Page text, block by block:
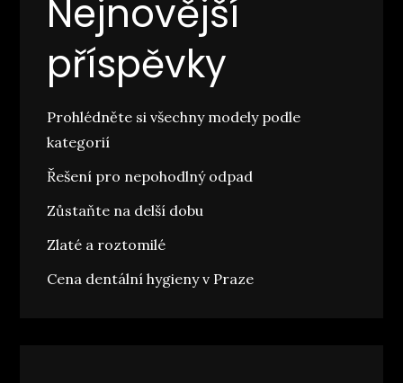
Nejnovější
příspěvky
Prohlédněte si všechny modely podle
kategorií
Řešení pro nepohodlný odpad
Zůstaňte na delší dobu
Zlaté a roztomilé
Cena dentální hygieny v Praze